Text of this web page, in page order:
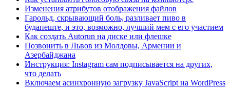
Изменения атрибутов отображения файлов
Гарольд, скрывающий боль, разливает пиво в
будапеште, и это, возможно, лучший мем с его участием
Как создать Autorun на диске или флешке
Позвонить в Львов из Молдовы, Армении и
Азербайджана
Инструкция: Instagram сам подписывается на других,
что делать
Включаем асинхронную загрузку JavaScript на WordPress